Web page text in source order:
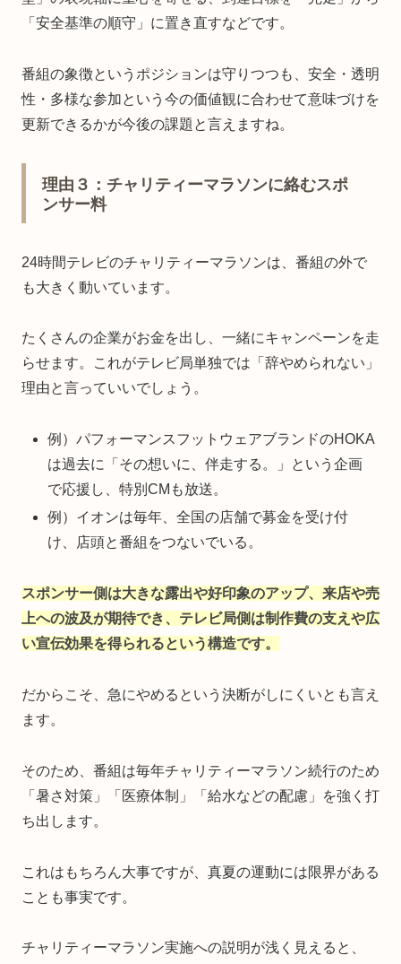
「安全基準の順守」に置き直すなどです。
番組の象徴というポジションは守りつつも、安全・透明
性・多様な参加という今の価値観に合わせて意味づけを
更新できるかが今後の課題と言えますね。
理由３：チャリティーマラソンに絡むスポ
ンサー料
24時間テレビのチャリティーマラソンは、番組の外で
も大きく動いています。
たくさんの企業がお金を出し、一緒にキャンペーンを走
らせます。これがテレビ局単独では「辞やめられない」
理由と言っていいでしょう。
例）パフォーマンスフットウェアブランドのHOKA
は過去に「その想いに、伴走する。」という企画
で応援し、特別CMも放送。
例）イオンは毎年、全国の店舗で募金を受け付
け、店頭と番組をつないでいる。
スポンサー側は大きな露出や好印象のアップ、来店や売
上への波及が期待でき、テレビ局側は制作費の支えや広
い宣伝効果を得られるという構造です。
だからこそ、急にやめるという決断がしにくいとも言え
ます。
そのため、番組は毎年チャリティーマラソン続行のため
「暑さ対策」「医療体制」「給水などの配慮」を強く打
ち出します。
これはもちろん大事ですが、真夏の運動には限界がある
ことも事実です。
チャリティーマラソン実施への説明が浅く見えると、